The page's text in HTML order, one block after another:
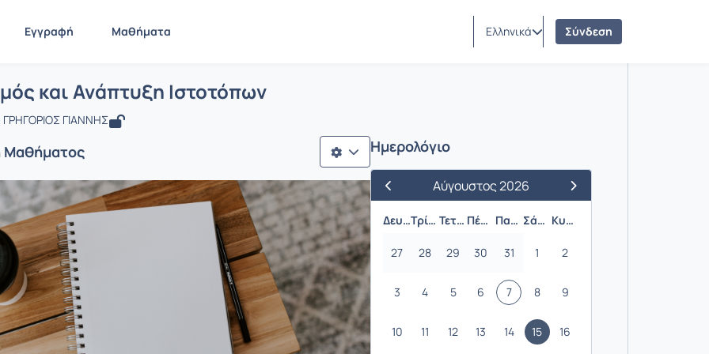
Εγγραφή Μαθήματα Ελληνικά Σύνδεση
Σχεδιασμός και Ανάπτυξη Ιστοτόπων
και Ανάπτυξη Ιστοτόπων
ΓΡΗΓΟΡΙΟΣ ΓΙΑΝΝΗΣ
Μαθήματος Ημερολόγιο
Προηγούμενος Μήνας
Αύγουστος 2026
Επόμενος Μήνας
Δευτέρα
Τρίτη Τετάρτη Πέμπτη Παρασκευή Σάββατο Κυριακή
27 28 29 30 31 1 2
3 4 5 6 7 8 9
10 11 12 13 14 15 16